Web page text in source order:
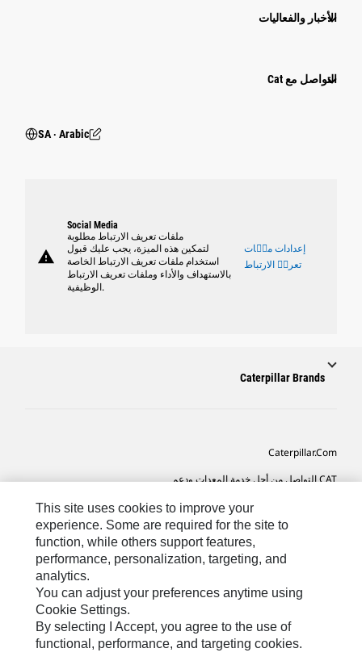
الأخبار والفعاليات
التواصل مع Cat
SA ‧ Arabic
warning
Social Media
ملفات تعريف الارتباط مطلوبة
لتمكين هذه الميزة، يجب عليك قبول
استخدام ملفات تعريف الارتباط الخاصة
بالاستهداف والأداء وملفات تعريف الارتباط
الوظيفية.
إعدادات ملٝات
تعريٝ الارتباط
Caterpillar Brands
Caterpillar.com
CAT التواصل من أجل خدمة المعدات ودعم
تفضيلات التسويق الخاصة بي
خريطة الموقع
Cookie Settings
This site uses cookies to improve your
experience. Some are required for the site to
function, while others support features,
performance, personalization, targeting, and
analytics.
You can adjust your preferences anytime using
Cookie Settings.
By selecting I Accept, you agree to the use of
functional, performance, and targeting cookies.